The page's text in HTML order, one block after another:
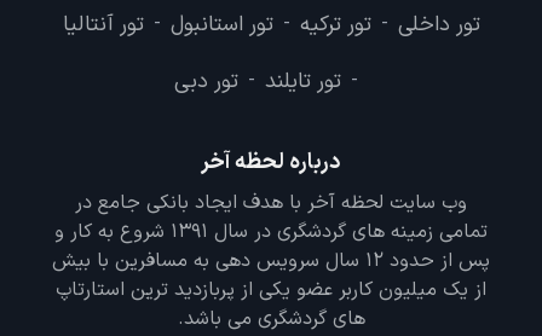
تور داخلی - تور ترکیه - تور استانبول - تور آنتالیا
- تور تایلند - تور دبی
درباره لحظه آخر
وب سایت لحظه آخر با هدف ایجاد بانکی جامع در
تمامی زمینه های گردشگری در سال 1391 شروع به کار و
پس از حدود 12 سال سرویس دهی به مسافرین با بیش
از یک میلیون کاربر عضو یکی از پربازدید ترین استارتاپ
های گردشگری می باشد.